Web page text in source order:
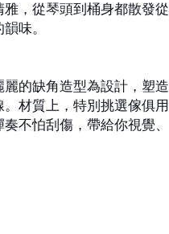
，從琴頭到桶身都散發從
味。
的缺角造型為設計，塑造
材質上，特別挑選傢俱用
不怕刮傷，帶給你視覺、